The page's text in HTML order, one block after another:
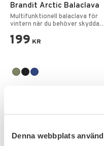
Denna webbplats
Brandit Arctic Balaclava
Multifunktionell balaclava för
vintern när du behöver skydda
199 KR
30%